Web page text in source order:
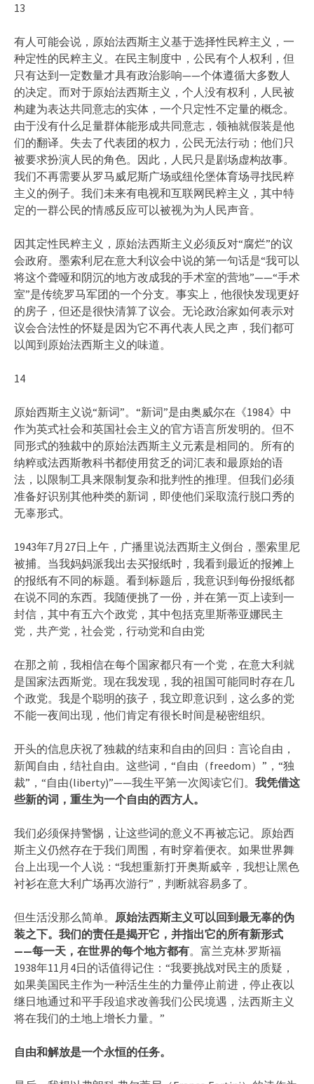
13
有人可能会说，原始法西斯主义基于选择性民粹主义，一
种定性的民粹主义。在民主制度中，公民有个人权利，但
只有达到一定数量才具有政治影响——个体遵循大多数人
的决定。而对于原始法西斯主义，个人没有权利，人民被
构建为表达共同意志的实体，一个只定性不定量的概念。
由于没有什么足量群体能形成共同意志，领袖就假装是他
们的翻译。失去了代表团的权力，公民无法行动；他们只
被要求扮演人民的角色。因此，人民只是剧场虚构故事。
我们不再需要从罗马威尼斯广场或纽伦堡体育场寻找民粹
主义的例子。我们未来有电视和互联网民粹主义，其中特
定的一群公民的情感反应可以被视为为人民声音。
因其定性民粹主义，原始法西斯主义必须反对“腐烂”的议
会政府。墨索利尼在意大利议会中说的第一句话是“我可以
将这个聋哑和阴沉的地方改成我的手术室的营地”——“手术
室”是传统罗马军团的一个分支。事实上，他很快发现更好
的房子，但还是很快清算了议会。无论政治家如何表示对
议会合法性的怀疑是因为它不再代表人民之声，我们都可
以闻到原始法西斯主义的味道。
14
原始西斯主义说“新词”。“新词”是由奥威尔在《1984》中
作为英式社会和英国社会主义的官方语言所发明的。但不
同形式的独裁中的原始法西斯主义元素是相同的。所有的
纳粹或法西斯教科书都使用贫乏的词汇表和最原始的语
法，以限制工具来限制复杂和批判性的推理。但我们必须
准备好识别其他种类的新词，即使他们采取流行脱口秀的
无辜形式。
1943年7月27日上午，广播里说法西斯主义倒台，墨索里尼
被捕。当我妈妈派我出去买报纸时，我看到最近的报摊上
的报纸有不同的标题。看到标题后，我意识到每份报纸都
在说不同的东西。我随便挑了一份，并在第一页上读到一
封信，其中有五六个政党，其中包括克里斯蒂亚娜民主
党，共产党，社会党，行动党和自由党
在那之前，我相信在每个国家都只有一个党，在意大利就
是国家法西斯党。现在我发现，我的祖国可能同时存在几
个政党。我是个聪明的孩子，我立即意识到，这么多的党
不能一夜间出现，他们肯定有很长时间是秘密组织。
开头的信息庆祝了独裁的结束和自由的回归：言论自由，
新闻自由，结社自由。这些词，“自由（freedom）”，“独
裁”，“自由(liberty)”——我生平第一次阅读它们。 我凭借这
些新的词，重生为一个自由的西方人。
我们必须保持警惕，让这些词的意义不再被忘记。原始西
斯主义仍然存在于我们周围，有时穿着便衣。如果世界舞
台上出现一个人说：“我想重新打开奥斯威辛，我想让黑色
衬衫在意大利广场再次游行”，判断就容易多了。
但生活没那么简单。 原始法西斯主义可以回到最无辜的伪
装之下。我们的责任是揭开它，并指出它的所有新形式
——每一天，在世界的每个地方都有。富兰克林·罗斯福
1938年11月4日的话值得记住：“我要挑战对民主的质疑，
如果美国民主作为一种活生生的力量停止前进，停止夜以
继日地通过和平手段追求改善我们公民境遇，法西斯主义
将在我们的土地上增长力量。”
自由和解放是一个永恒的任务。